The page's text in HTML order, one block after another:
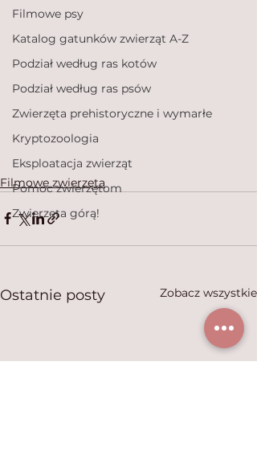
Filmowe psy
Katalog gatunków zwierząt A-Z
Podział według ras kotów
Podział według ras psów
Zwierzęta prehistoryczne i wymarłe
Kryptozoologia
Eksploatacja zwierząt
Pomoc zwierzętom
Zwierzęta górą!
Filmowe zwierzęta
Ostatnie posty Zobacz wszystkie